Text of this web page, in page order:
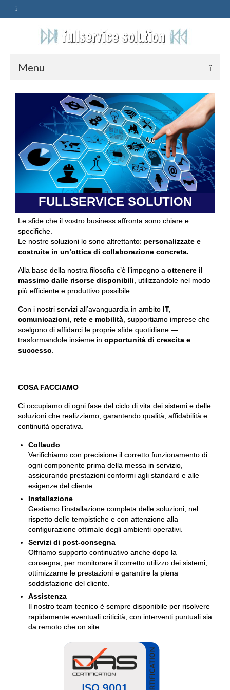
Menu
HOME
ASSISTENZA
POLITICA
Qualità
PRIVACY
CONTATTI
FULLSERVICE SOLUTION
Le sfide che il vostro business affronta sono chiare e
specifiche.
Le nostre soluzioni lo sono altrettanto: personalizzate e
costruite in un’ottica di collaborazione concreta.
Alla base della nostra filosofia c’è l’impegno a ottenere il
massimo dalle risorse disponibili , utilizzandole nel modo
più efficiente e produttivo possibile.
Con i nostri servizi all’avanguardia in ambito IT,
comunicazioni, rete e mobilità , supportiamo imprese che
scelgono di affidarci le proprie sfide quotidiane —
trasformandole insieme in opportunità di crescita e
successo
COSA FACCIAMO
Ci occupiamo di ogni fase del ciclo di vita dei sistemi e delle
soluzioni che realizziamo, garantendo qualità, affidabilità e
continuità operativa.
Collaudo
Verifichiamo con precisione il corretto funzionamento di
ogni componente prima della messa in servizio,
assicurando prestazioni conformi agli standard e alle
esigenze del cliente.
Installazione
Gestiamo l’installazione completa delle soluzioni, nel
rispetto delle tempistiche e con attenzione alla
configurazione ottimale degli ambienti operativi.
Servizi di post-consegna
Offriamo supporto continuativo anche dopo la
consegna, per monitorare il corretto utilizzo dei sistemi,
ottimizzarne le prestazioni e garantire la piena
soddisfazione del cliente.
Assistenza
Il nostro team tecnico è sempre disponibile per risolvere
rapidamente eventuali criticità, con interventi puntuali sia
da remoto che on site.